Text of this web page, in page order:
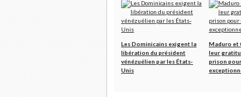
Les Dominicains exigent la
libération du président
vénézuélien par les États-
Unis
Maduro et
leur
prison